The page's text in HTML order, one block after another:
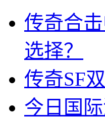
传奇合
选择？
传奇SF
今日国